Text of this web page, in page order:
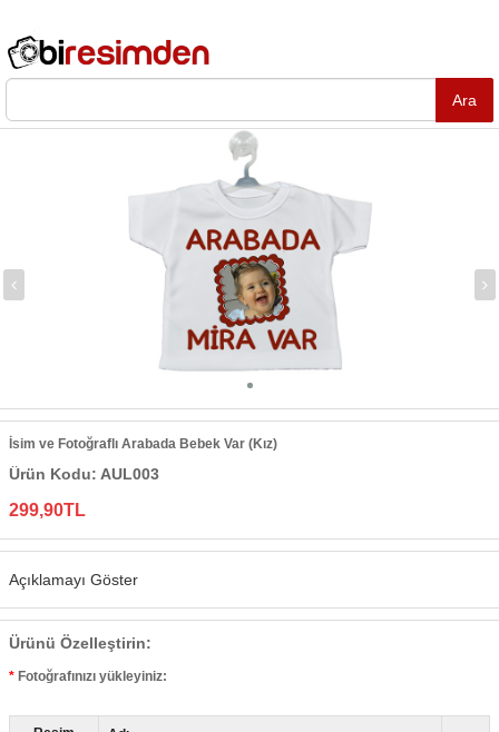
İsim ve Fotoğraflı Arabada Bebek Var (Kız)
Ürün Kodu: AUL003
299,90TL
Açıklamayı Göster
Ürünü Özelleştirin:
Fotoğrafınızı yükleyiniz: